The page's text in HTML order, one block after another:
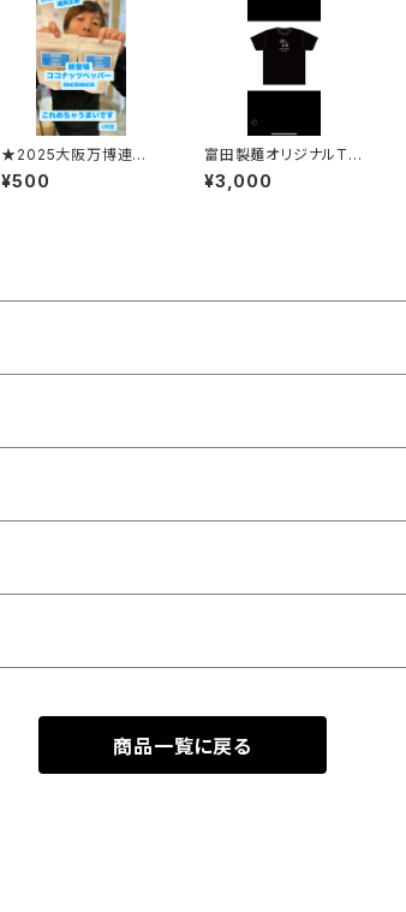
★2025大阪万博連携
企画★ココナッツペッパ
ーmenmen
¥500
富田製麺オリジナルTシ
ャツ
¥3,000
商品一覧に戻る